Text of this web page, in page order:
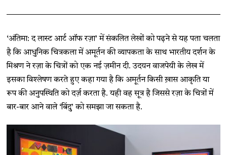
‘अंतिमा: द लास्ट आर्ट ऑफ रज़ा’ में संकलित लेखों को पढ़ने से यह पता चलता
है कि आधुनिक चित्रकला में अमूर्तन की व्यापकता के साथ भारतीय दर्शन के
मिश्रण ने रज़ा के चित्रों को एक नई ज़मीन दी. उदयन वाजपेयी के लेख में
इसका विश्लेषण करते हुए कहा गया है कि अमूर्तन किसी ख़ास आकृति या
रूप की अनुपस्थिति को दर्ज़ करता है. यही वह सूत्र है जिससे रज़ा के चित्रों में
बार-बार आने वाले ‘बिंदु’ को समझा जा सकता है.